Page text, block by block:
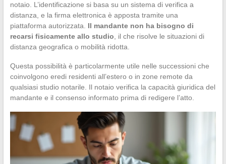
notaio. L’identificazione si basa su un sistema di verifica a
distanza, e la firma elettronica è apposta tramite una
piattaforma autorizzata. Il mandante non ha bisogno di
recarsi fisicamente allo studio , il che risolve le situazioni di
distanza geografica o mobilità ridotta.
Questa possibilità è particolarmente utile nelle successioni che
coinvolgono eredi residenti all’estero o in zone remote da
qualsiasi studio notarile. Il notaio verifica la capacità giuridica del
mandante e il consenso informato prima di redigere l’atto.